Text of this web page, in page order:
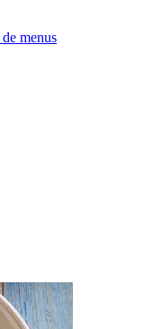
menus